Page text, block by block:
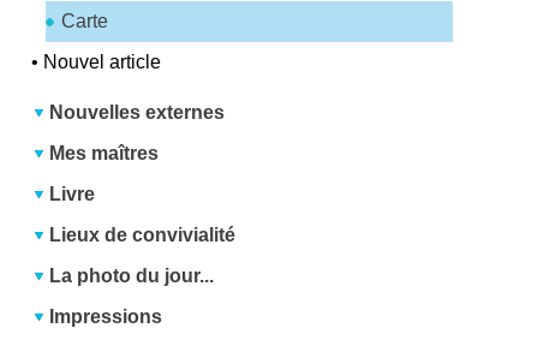
Carte
• Nouvel article
Nouvelles externes
Mes maîtres
Livre
Lieux de convivialité
La photo du jour...
Impressions